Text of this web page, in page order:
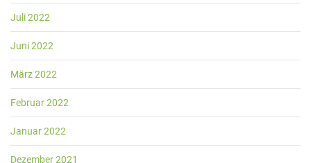
Juli 2022
Juni 2022
März 2022
Februar 2022
Januar 2022
Dezember 2021